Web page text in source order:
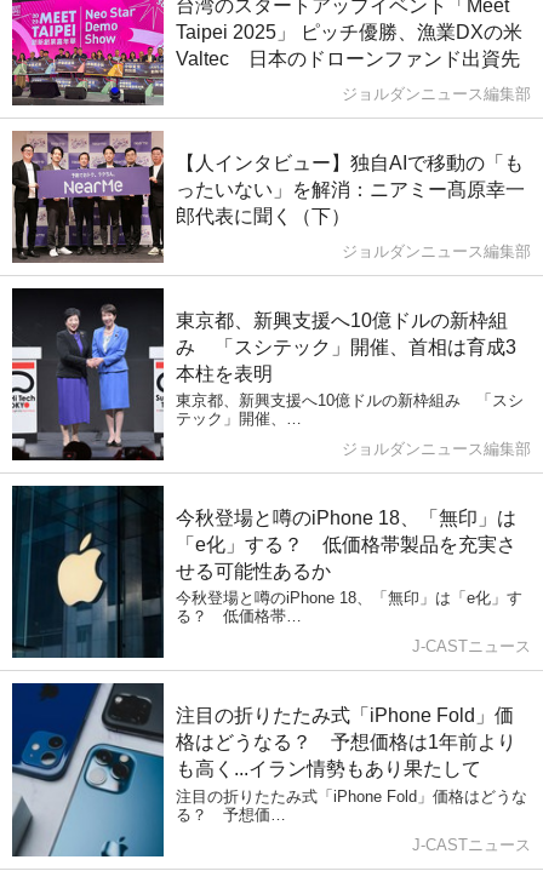
台湾のスタートアップイベント「Meet
Taipei 2025」 ピッチ優勝、漁業DXの米
Valtec 日本のドローンファンド出資先
ジョルダンニュース編集部
【人インタビュー】独自AIで移動の「も
ったいない」を解消：ニアミー髙原幸一
郎代表に聞く（下）
ジョルダンニュース編集部
東京都、新興支援へ10億ドルの新枠組
み 「スシテック」開催、首相は育成3
本柱を表明
東京都、新興支援へ10億ドルの新枠組み 「スシ
テック」開催、…
ジョルダンニュース編集部
今秋登場と噂のiPhone 18、「無印」は
「e化」する？ 低価格帯製品を充実さ
せる可能性あるか
今秋登場と噂のiPhone 18、「無印」は「e化」す
る？ 低価格帯…
J-CASTニュース
注目の折りたたみ式「iPhone Fold」価
格はどうなる？ 予想価格は1年前より
も高く...イラン情勢もあり果たして
注目の折りたたみ式「iPhone Fold」価格はどうな
る？ 予想価…
J-CASTニュース